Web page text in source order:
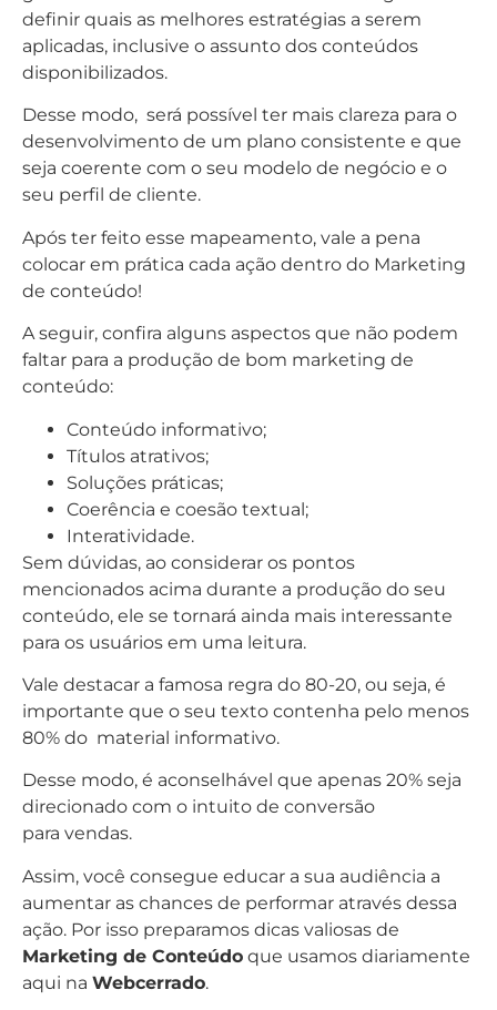
definir quais as melhores estratégias a serem
aplicadas, inclusive o assunto dos conteúdos
disponibilizados.
Desse modo, será possível ter mais clareza para o
desenvolvimento de um plano consistente e que
seja coerente com o seu modelo de negócio e o
seu perfil de cliente.
Após ter feito esse mapeamento, vale a pena
colocar em prática cada ação dentro do Marketing
de conteúdo!
A seguir, confira alguns aspectos que não podem
faltar para a produção de bom marketing de
conteúdo:
Conteúdo informativo;
Títulos atrativos;
Soluções práticas;
Coerência e coesão textual;
Interatividade.
Sem dúvidas, ao considerar os pontos
mencionados acima durante a produção do seu
conteúdo, ele se tornará ainda mais interessante
para os usuários em uma leitura.
Vale destacar a famosa regra do 80-20, ou seja, é
importante que o seu texto contenha pelo menos
80% do material informativo.
Desse modo, é aconselhável que apenas 20% seja
direcionado com o intuito de conversão
para vendas.
Assim, você consegue educar a sua audiência a
aumentar as chances de performar através dessa
ação. Por isso preparamos dicas valiosas de
Marketing de Conteúdo que usamos diariamente
aqui na Webcerrado.